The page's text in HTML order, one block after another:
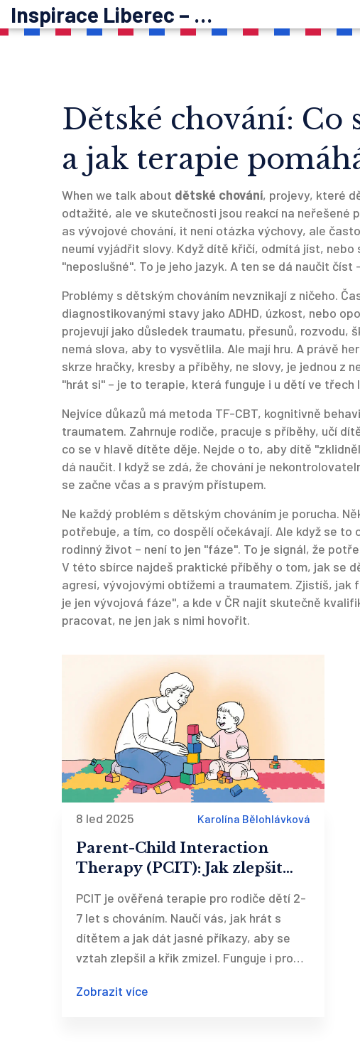
Inspirace Liberec – psychoterapie
Dětské chování:
a jak terapie
When we talk about dětské chování, projevy, které
odtažité, ale ve skutečnosti jsou reakcí na neřešené
as vývojové chování, it není otázka výchovy, ale
neumí vyjádřit slovy. Když dítě křičí, odmítá jíst, nebo
"neposlušné". To je jeho jazyk. A ten se dá naučit číst
Problémy s dětským chováním nevznikají z ničeho.
diagnostikovanými stavy jako ADHD, úzkost, nebo
projevují jako důsledek traumatu, přesunů, rozvodu,
nemá slova, aby to vysvětlila. Ale mají hru. A právě
skrze hračky, kresby a příběhy, ne slovy, je jednou z
"hrát si" – je to terapie, která funguje i u dětí ve třech
Nejvíce důkazů má metoda TF-CBT, kognitivně
traumatem. Zahrnuje rodiče, pracuje s příběhy, učí
co se v hlavě dítěte děje. Nejde o to, aby dítě
dá naučit. I když se zdá, že chování je
se začne včas a s pravým přístupem.
Ne každý problém s dětským chováním je porucha.
potřebuje, a tím, co dospělí očekávají. Ale když se
rodinný život – není to jen "fáze". To je signál, že
V této sbírce najdeš praktické příběhy o tom, jak se
agresí, vývojovými obtížemi a traumatem. Zjistíš, jak
je jen vývojová fáze", a kde v ČR najít skutečně
pracovat, ne jen jak s nimi hovořit.
8 led 2025 Karolína Bělohlávková
Parent-Child Interaction
Therapy (PCIT): Jak zlepšit
ověřené terapie
PCIT je ověřená terapie pro rodiče dětí 2-
7 let s chováním. Naučí vás, jak hrát s
dítětem a jak dát jasné příkazy, aby se
vztah zlepšil a křik zmizel. Funguje i pro
Zobrazit více